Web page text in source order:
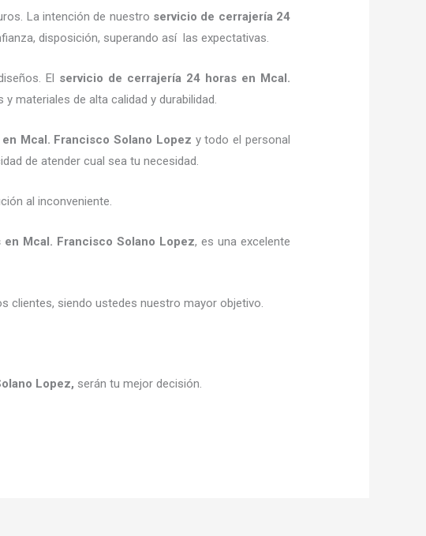
La intención de nuestro servicio de cerrajería 24
disposición, superando así las expectativas.
El servicio de cerrajería 24 horasen Mcal.
materiales de alta calidad y durabilidad.
Mcal. Francisco Solano Lopez y todo el personal
de atender cual sea tu necesidad.
al inconveniente.
en Mcal. Francisco Solano Lopez, es una excelente
clientes, siendo ustedes nuestro mayor objetivo.
Lopez, serán tu mejor decisión.